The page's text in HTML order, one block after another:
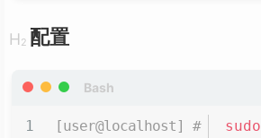
配置
sudo